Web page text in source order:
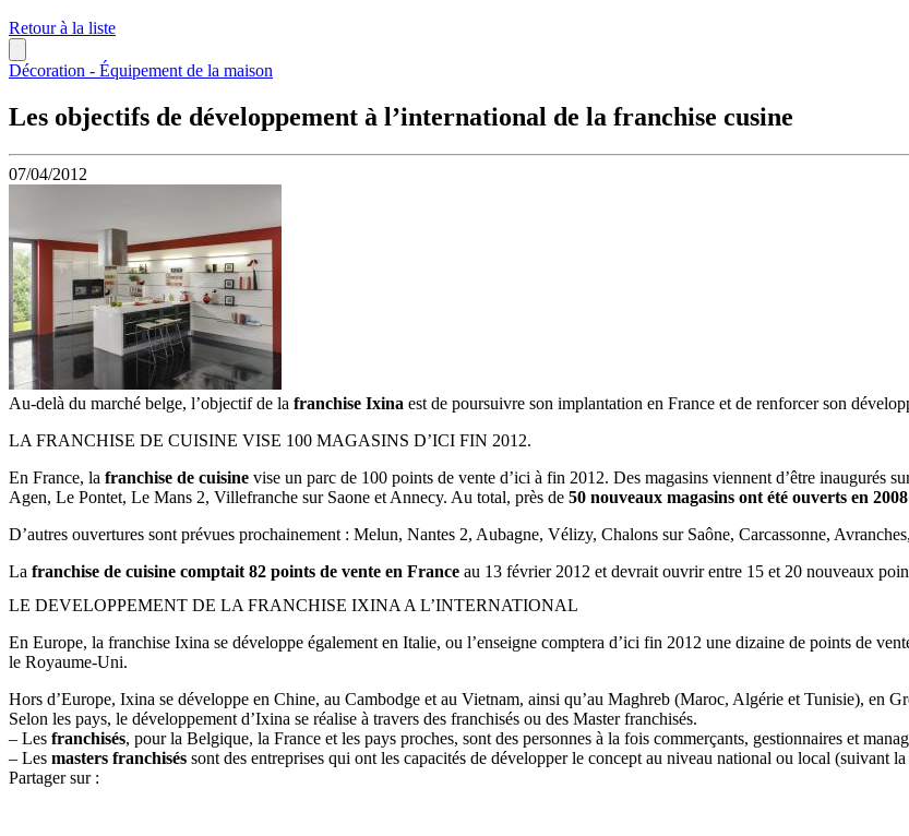
Retour à la liste
Décoration - Équipement de la maison
Les objectifs de développement à l’international de la franchise cusine
07/04/2012
Au-delà du marché belge, l’objectif de la franchise Ixina est de poursuivre son implantation en France et de renforcer son
LA FRANCHISE DE CUISINE VISE 100 MAGASINS D’ICI FIN 2012.
En France, la franchise de cuisine vise un parc de 100 points de vente d’ici à fin 2012. Des magasins viennent d’être inaugurés
Agen, Le Pontet, Le Mans 2, Villefranche sur Saone et Annecy. Au total, près de 50 nouveaux magasins ont été ouverts en 2008
D’autres ouvertures sont prévues prochainement : Melun, Nantes 2, Aubagne, Vélizy, Chalons sur Saône, Carcassonne,
La franchise de cuisine comptait 82 points de vente en France au 13 février 2012 et devrait ouvrir entre 15 et 20 nouveaux
LE DEVELOPPEMENT DE LA FRANCHISE IXINA A L’INTERNATIONAL
En Europe, la franchise Ixina se développe également en Italie, ou l’enseigne comptera d’ici fin 2012 une dizaine de points de
le Royaume-Uni.
Hors d’Europe, Ixina se développe en Chine, au Cambodge et au Vietnam, ainsi qu’au Maghreb (Maroc, Algérie et Tunisie), en
Selon les pays, le développement d’Ixina se réalise à travers des franchisés ou des Master franchisés.
– Les franchisés, pour la Belgique, la France et les pays proches, sont des personnes à la fois commerçants, gestionnaires et
– Les masters franchisés sont des entreprises qui ont les capacités de développer le concept au niveau national ou local (suivant
Partager sur :